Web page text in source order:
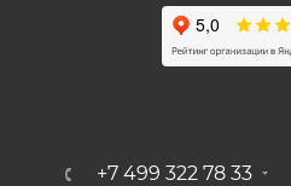
+7 499 322 78 33